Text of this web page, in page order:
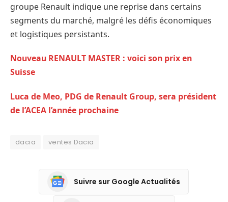
groupe Renault indique une reprise dans certains
segments du marché, malgré les défis économiques
et logistiques persistants.
Nouveau RENAULT MASTER : voici son prix en
Suisse
Luca de Meo, PDG de Renault Group, sera président
de l’ACEA l’année prochaine
dacia ventes Dacia
Suivre sur Google Actualités